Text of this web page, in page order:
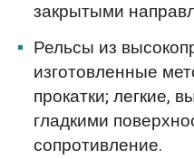
закрытыми
Рельсы из
изготовленные
прокатки; легкие,
гладкими
сопротивление.